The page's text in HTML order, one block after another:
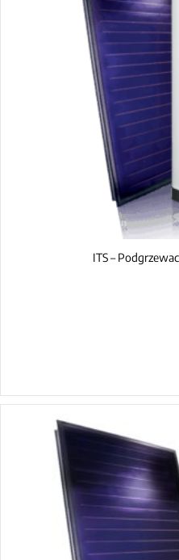
ITS –